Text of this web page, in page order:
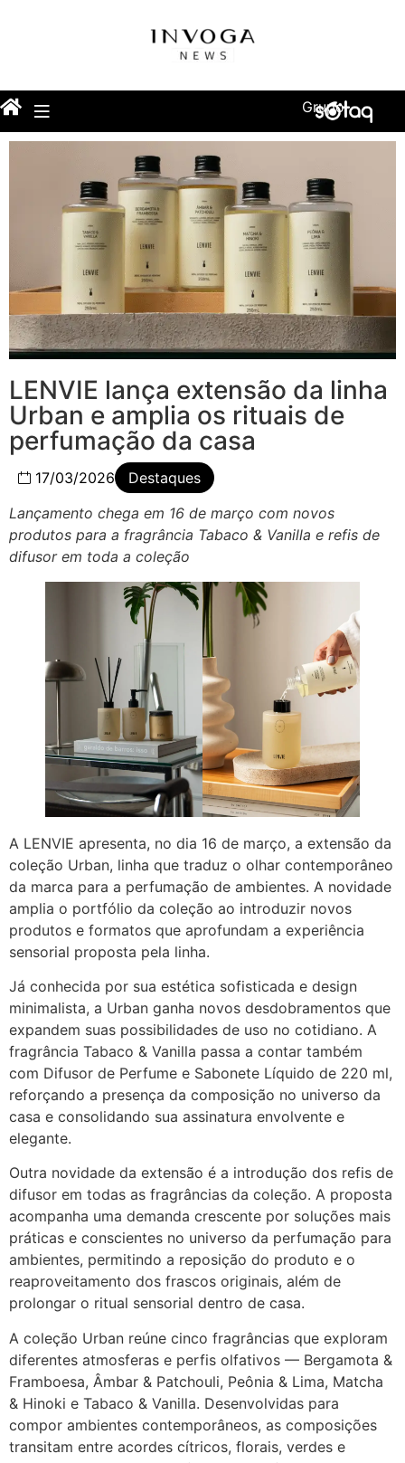
Grupo
LENVIE lança extensão da linha
Urban e amplia os rituais de
perfumação da casa
17/03/2026
Destaques
Lançamento chega em 16 de março com novos
produtos para a fragrância Tabaco & Vanilla e refis de
difusor em toda a coleção
A LENVIE apresenta, no dia 16 de março, a extensão da
coleção Urban, linha que traduz o olhar contemporâneo
da marca para a perfumação de ambientes. A novidade
amplia o portfólio da coleção ao introduzir novos
produtos e formatos que aprofundam a experiência
sensorial proposta pela linha.
Já conhecida por sua estética sofisticada e design
minimalista, a Urban ganha novos desdobramentos que
expandem suas possibilidades de uso no cotidiano. A
fragrância Tabaco & Vanilla passa a contar também
com Difusor de Perfume e Sabonete Líquido de 220 ml,
reforçando a presença da composição no universo da
casa e consolidando sua assinatura envolvente e
elegante.
Outra novidade da extensão é a introdução dos refis de
difusor em todas as fragrâncias da coleção. A proposta
acompanha uma demanda crescente por soluções mais
práticas e conscientes no universo da perfumação para
ambientes, permitindo a reposição do produto e o
reaproveitamento dos frascos originais, além de
prolongar o ritual sensorial dentro de casa.
A coleção Urban reúne cinco fragrâncias que exploram
diferentes atmosferas e perfis olfativos — Bergamota &
Framboesa, Âmbar & Patchouli, Peônia & Lima, Matcha
& Hinoki e Tabaco & Vanilla. Desenvolvidas para
compor ambientes contemporâneos, as composições
transitam entre acordes cítricos, florais, verdes e